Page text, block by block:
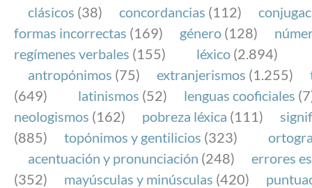
FundéuRAE es una fundación patrocinada por la
y la Real Academia Española, cuyo objetivo es
el buen uso del español en los medios de
Internet.
clásicos (38) concordancias (112)
formas incorrectas (169) género (128)
regímenes verbales (155) léxico (2.894)
antropónimos (75) extranjerismos (1.255)
(649)
latinismos (52) lenguas cooficiales
neologismos (162) pobreza léxica (111)
(885)
topónimos y gentilicios (323)
acentuación y pronunciación (248)
errores
(352)
mayúsculas y minúsculas (420)